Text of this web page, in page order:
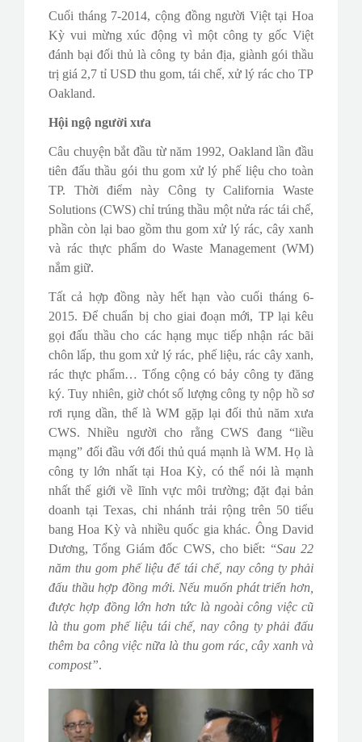
Cuối tháng 7-2014, cộng đồng người Việt tại Hoa
Kỳ vui mừng xúc động vì một công ty gốc Việt
đánh bại đối thủ là công ty bản địa, giành gói thầu
trị giá 2,7 tỉ USD thu gom, tái chế, xử lý rác cho TP
Oakland.
Hội ngộ người xưa
Câu chuyện bắt đầu từ năm 1992, Oakland lần đầu
tiên đấu thầu gói thu gom xử lý phế liệu cho toàn
TP. Thời điểm này Công ty California Waste
Solutions (CWS) chỉ trúng thầu một nửa rác tái chế,
phần còn lại bao gồm thu gom xử lý rác, cây xanh
và rác thực phẩm do Waste Management (WM)
nắm giữ.
Tất cả hợp đồng này hết hạn vào cuối tháng 6-
2015. Để chuẩn bị cho giai đoạn mới, TP lại kêu
gọi đấu thầu cho các hạng mục tiếp nhận rác bãi
chôn lấp, thu gom xử lý rác, phế liệu, rác cây xanh,
rác thực phẩm… Tổng cộng có bảy công ty đăng
ký. Tuy nhiên, giờ chót số lượng công ty nộp hồ sơ
rơi rụng dần, thế là WM gặp lại đối thủ năm xưa
CWS. Nhiều người cho rằng CWS đang “liều
mạng” đối đầu với đối thủ quá mạnh là WM. Họ là
công ty lớn nhất tại Hoa Kỳ, có thể nói là mạnh
nhất thế giới về lĩnh vực môi trường; đặt đại bản
doanh tại Texas, chi nhánh trải rộng trên 50 tiểu
bang Hoa Kỳ và nhiều quốc gia khác. Ông David
Dương, Tổng Giám đốc CWS, cho biết: “Sau 22
năm thu gom phế liệu để tái chế, nay công ty phải
đấu thầu hợp đồng mới. Nếu muốn phát triển hơn,
được hợp đồng lớn hơn tức là ngoài công việc cũ
là thu gom phế liệu tái chế, nay công ty phải đấu
thêm ba công việc nữa là thu gom rác, cây xanh và
compost”.